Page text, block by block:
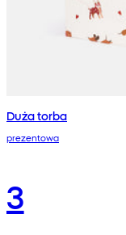
Duża torba
prezentowa
3